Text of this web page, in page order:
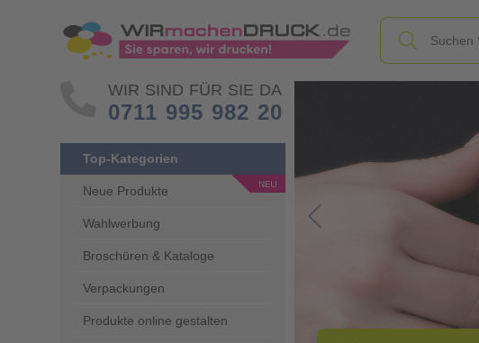
WIR SIND FÜR SIE DA
0711 995 982 20
Top-Kategorien
Neue Produkte
Wahlwerbung
Broschüren & Kataloge
Verpackungen
Produkte online gestalten
Go to Previous Slide